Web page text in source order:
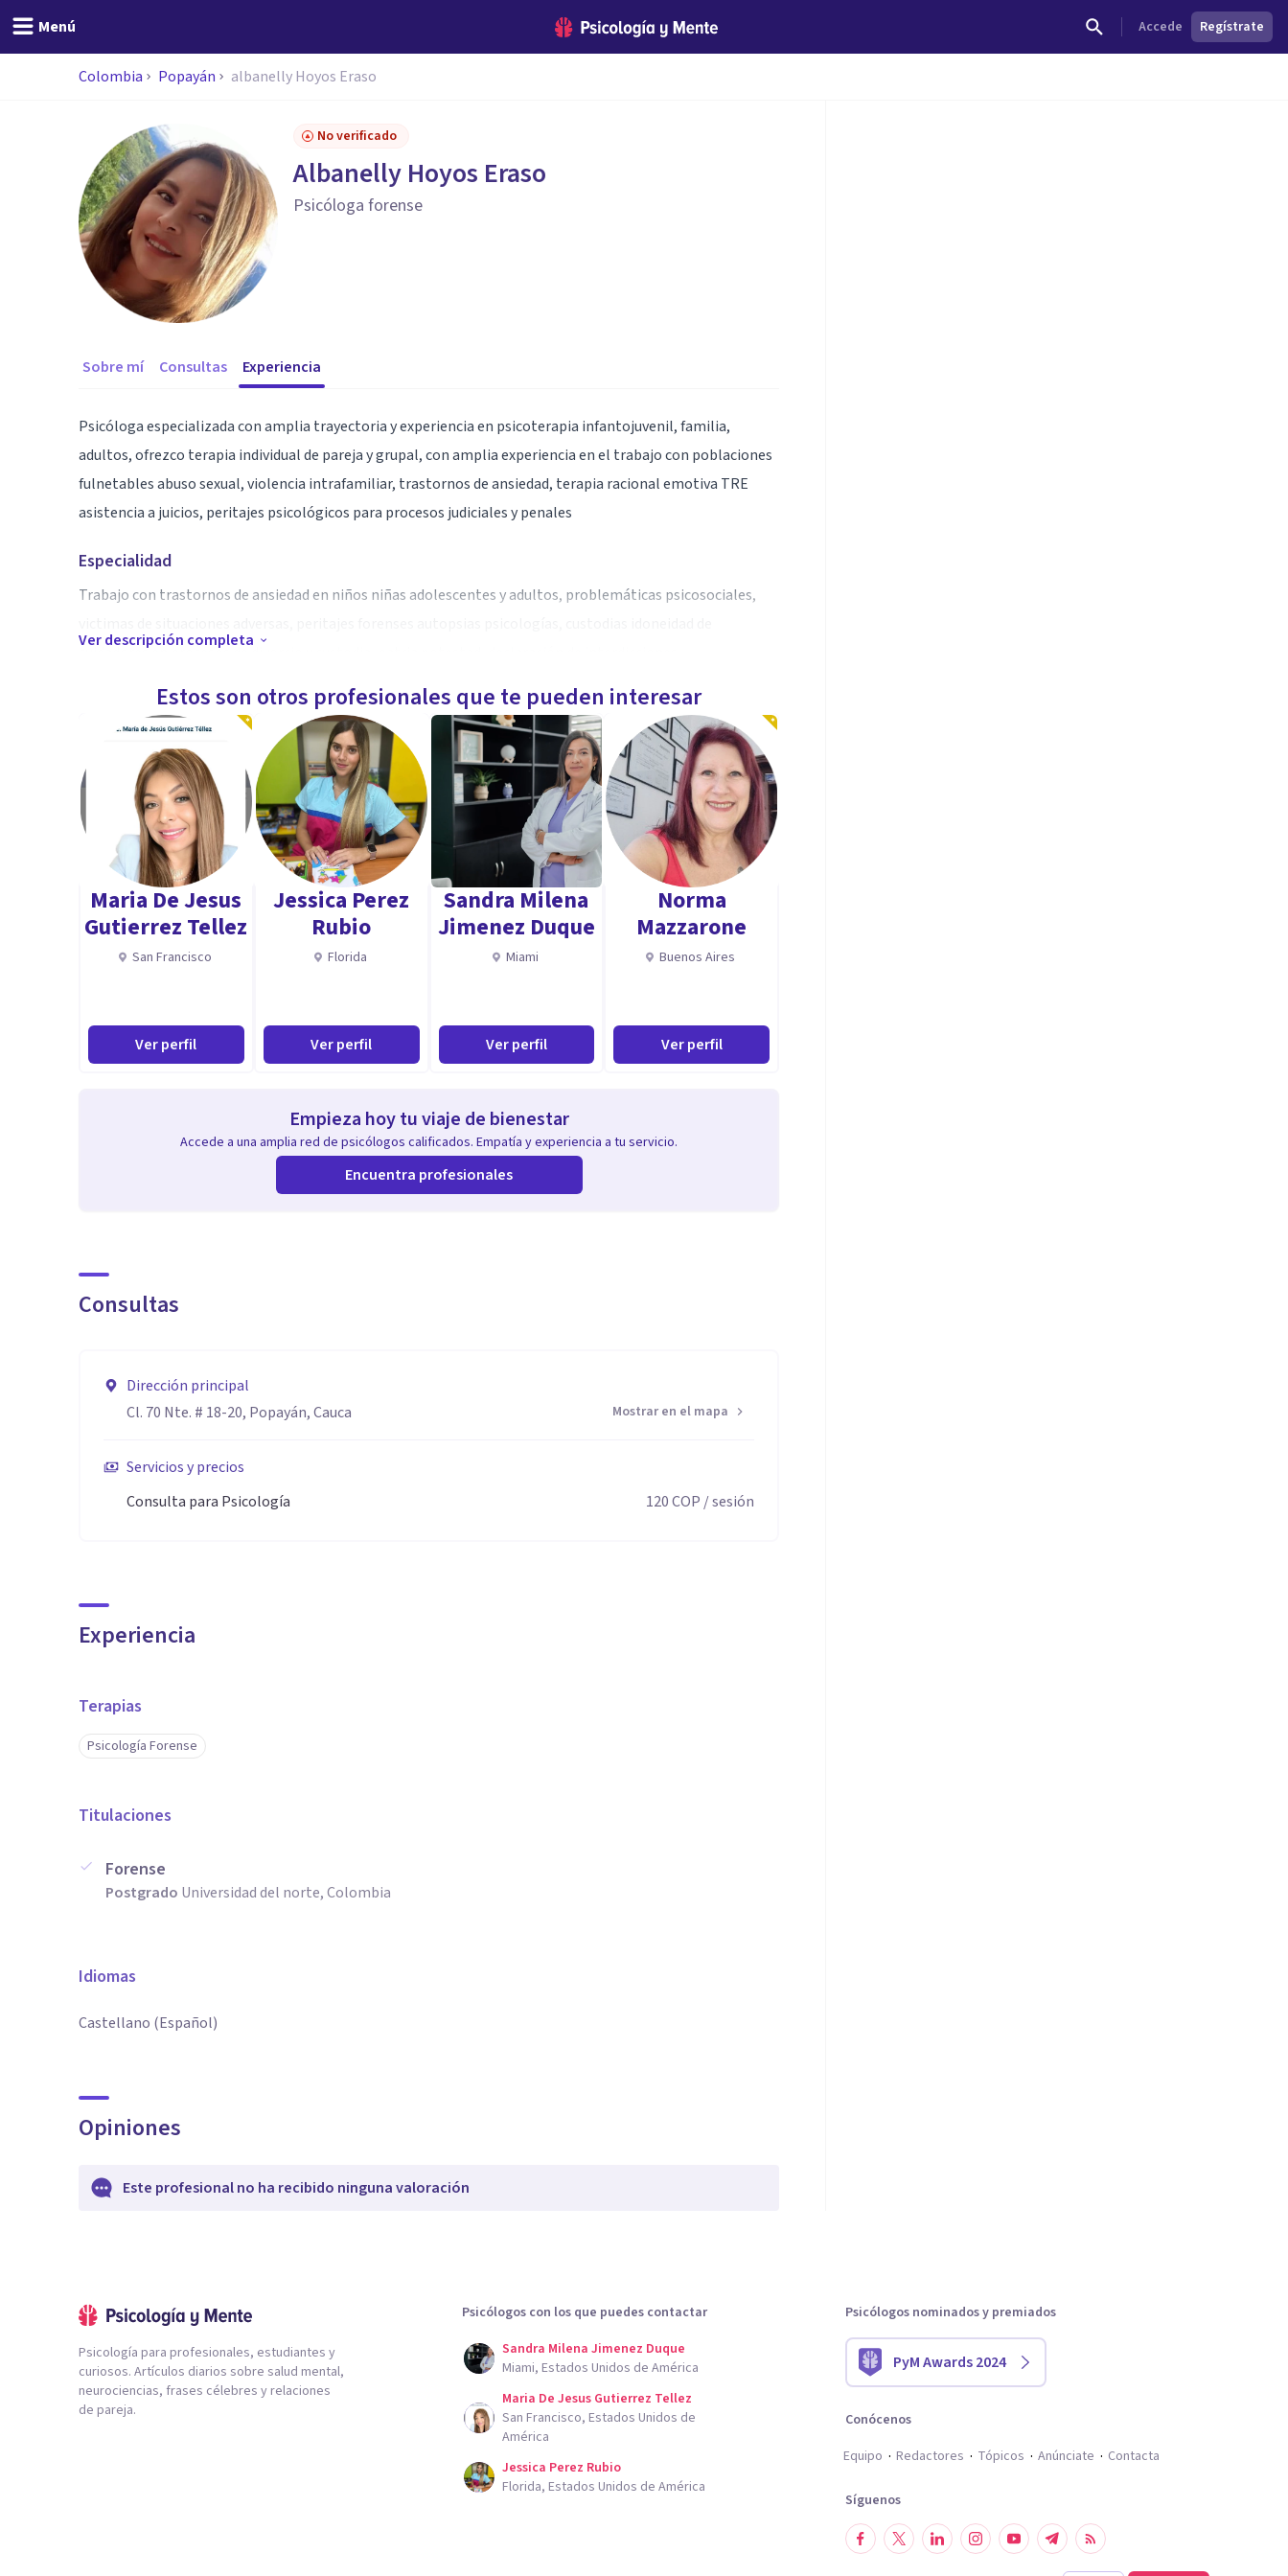
Menú Accede Regístrate
Colombia Popayán albanelly Hoyos Eraso
No verificado
Albanelly Hoyos Eraso
Psicóloga forense
Sobre mí Consultas Experiencia
Psicóloga especializada con amplia trayectoria y experiencia en psicoterapia infantojuvenil, familia,
adultos, ofrezco terapia individual de pareja y grupal, con amplia experiencia en el trabajo con poblaciones
fulnetables abuso sexual, violencia intrafamiliar, trastornos de ansiedad, terapia racional emotiva TRE
asistencia a juicios, peritajes psicológicos para procesos judiciales y penales
Especialidad
Trabajo con trastornos de ansiedad en niños niñas adolescentes y adultos, problemáticas psicosociales,
cuidadores en procesos de divorcio y custodia, patria potestad, declaración de interdicciones
Mis aptitudes es la empatía, no inferir a mis pacientes, asesorarlos de una forma ética y profesional
buscando su bienestar emocional físico y psicológico
Ver descripción completa
Estos son otros profesionales que te pueden interesar
Maria De Jesus
Gutierrez Tellez
San Francisco
Ver perfil
Jessica Perez
Rubio
Florida
Ver perfil
Sandra Milena
Jimenez Duque
Miami
Ver perfil
Norma
Mazzarone
Buenos Aires
Ver perfil
Empieza hoy tu viaje de bienestar
Accede a una amplia red de psicólogos calificados. Empatía y experiencia a tu servicio.
Encuentra profesionales
Consultas
Dirección principal
Cl. 70 Nte. # 18-20, Popayán, Cauca
Mostrar en el mapa
Servicios y precios
Consulta para Psicología
120COP / sesión
Experiencia
Terapias
Psicología Forense
Titulaciones
Forense
Postgrado Universidad del norte, Colombia
Idiomas
Castellano (Español)
Opiniones
Este profesional no ha recibido ninguna valoración
Psicología para profesionales, estudiantes y
curiosos. Artículos diarios sobre salud mental,
neurociencias, frases célebres y relaciones
de pareja.
Psicólogos con los que puedes contactar
Sandra Milena Jimenez Duque
Miami, Estados Unidos de América
Maria De Jesus Gutierrez Tellez
San Francisco, Estados Unidos de
América
Jessica Perez Rubio
Florida, Estados Unidos de América
Psicólogos nominados y premiados
PyM Awards 2024
Conócenos
Equipo
Redactores Tópicos Anúnciate Contacta
Síguenos